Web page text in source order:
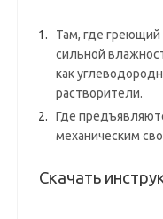
Там, где
сильной
как
растворители.
Где
механическим
Скачать